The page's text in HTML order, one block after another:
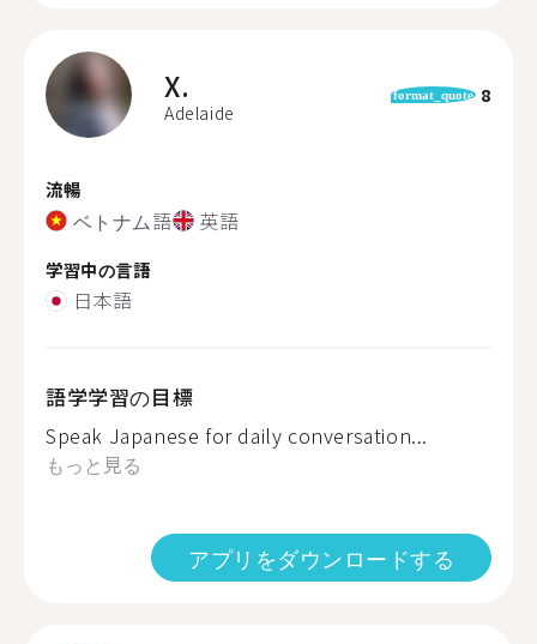
X.
Adelaide
format_quote 8
流暢
ベトナム語 英語
学習中の言語
日本語
語学学習の目標
Speak Japanese for daily conversation...
もっと見る
アプリをダウンロードする